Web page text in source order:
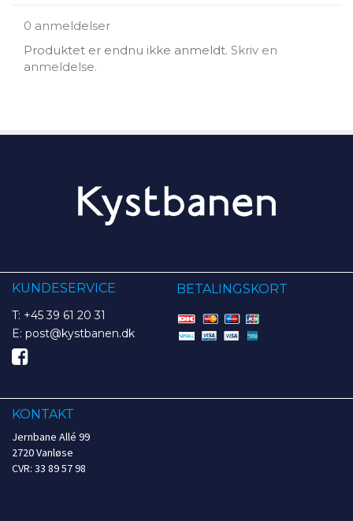
0 anmeldelser
Produktet er endnu ikke anmeldt. Skriv en
anmeldelse.
KUNDESERVICE
T: +45 39 61 20 31
E: post@kystbanen.dk
BETALINGSKORT
KONTAKT
Jernbane Allé 99
2720 Vanløse
CVR: 33 89 57 98